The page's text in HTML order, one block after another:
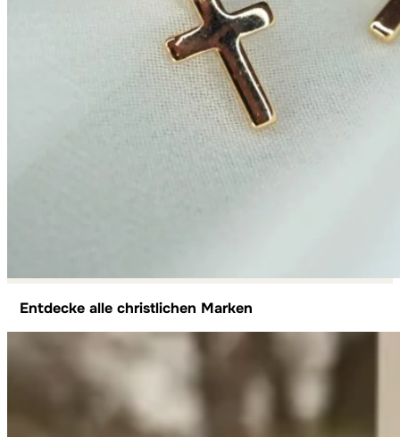
Entdecke alle christlichen Marken